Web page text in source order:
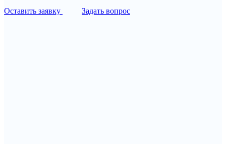
Оставить заявку Задать вопрос